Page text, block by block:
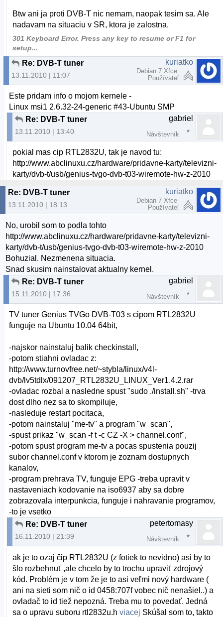
Btw ani ja proti DVB-T nic nemam, naopak tesim sa. Ale
nadavam na situaciu v SR, ktora je zalostna.
301 Keyboard Error. Press any key to resume or F1 for
setup...
Re: DVB-T tuner
13.11.2010 | 11:07
kuriatko
Debian 7 Xfce
Používateľ
Este pridam info o mojom kernele -
Linux msi1 2.6.32-24-generic #43-Ubuntu SMP
Re: DVB-T tuner
13.11.2010 | 13:40
gabriel
Návštevník
pokial mas cip RTL2832U, tak je navod tu:
http://www.abclinuxu.cz/hardware/pridavne-karty/televizni-
karty/dvb-t/usb/genius-tvgo-dvb-t03-wiremote-hw-z-2010
Re: DVB-T tuner
13.11.2010 | 18:13
kuriatko
Debian 7 Xfce
Používateľ
No, urobil som to podla tohto
http://www.abclinuxu.cz/hardware/pridavne-karty/televizni-
karty/dvb-t/usb/genius-tvgo-dvb-t03-wiremote-hw-z-2010
Bohuzial. Nezmenena situacia.
Snad skusim nainstalovat aktualny kernel.
Re: DVB-T tuner
15.11.2010 | 17:36
gabriel
Návštevník
TV tuner Genius TVGo DVB-T03 s cipom RTL2832U
funguje na Ubuntu 10.04 64bit,
-najskor nainstaluj balik checkinstall,
-potom stiahni ovladac z:
http://www.turnovfree.net/~stybla/linux/v4l-
dvb/lv5tdlx/091207_RTL2832U_LINUX_Ver1.4.2.rar
-ovladac rozbal a nasledne spust "sudo ./install.sh" -trva
dost dlho nez sa to skompiluje,
-nasleduje restart pocitaca,
-potom nainstaluj "me-tv" a program "w_scan",
-spust prikaz "w_scan -f t -c CZ -X > channel.conf",
-potom spust program me-tv a pocas spustenia pouzij
subor channel.conf v ktorom je zoznam dostupnych
kanalov,
-program prehrava TV, funguje EPG -treba upravit v
nastaveniach kodovanie na iso6937 aby sa dobre
zobrazovala interpunkcia, funguje i nahravanie programov,
-to je vsetko
Re: DVB-T tuner
16.11.2010 | 21:39
petertomasy
Návštevník
ak je to ozaj čip RTL2832U (z fotiek to nevidno) asi by to
šlo rozbehnuť ,ale chcelo by to trochu upraviť zdrojový
kód. Problém je v tom že je to asi veľmi nový hardware (
ani na sieti som nič o id 0458:707f vobec nič nenašiel..) a
ovladač to id tiež nepozná. Treba mu to povedať. Jedná
sa o upravu suboru rtl2832u.hviacej Skúšal som to, takto